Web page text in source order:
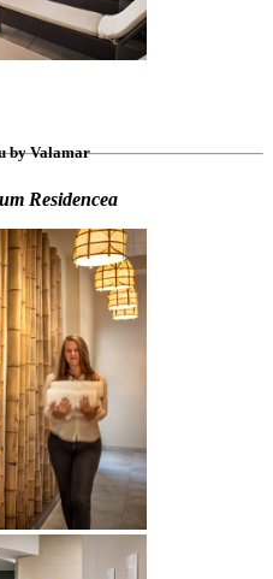
by Valamar
Residencea
10 do 18 sati